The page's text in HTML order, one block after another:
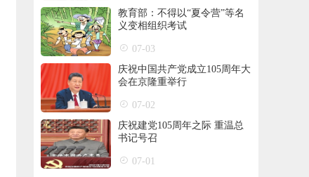
教育部：不得以“夏令营”等名
义变相组织考试
07-03
庆祝中国共产党成立105周年大
会在京隆重举行
07-02
庆祝建党105周年之际 重温总
书记号召
07-01